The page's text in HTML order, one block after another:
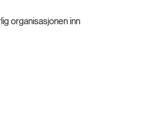
organisasjonen inn